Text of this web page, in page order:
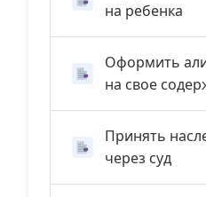
на ребенка
Оформить
на свое
Принять
через суд